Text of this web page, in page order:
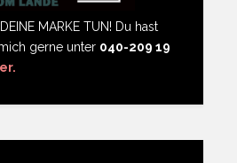
MARKE TUN! Du hast
gerne unter 040-209 19